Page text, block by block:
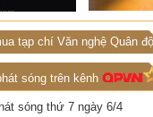
tạp chí Văn nghệ Quân
sóng trên kênh
sóng thứ 7 ngày 6/4